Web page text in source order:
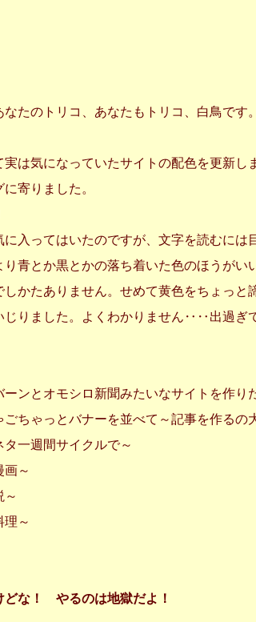
たのトリコ、あなたもトリコ、白鳥です。
は気になっていたサイトの配色を更新し
寄りました。
入ってはいたのですが、文字を読むには
り青とか黒とかの落ち着いた色のほうがい
かたありません。せめて黄色をちょっと
じりました。よくわかりません‥‥出過ぎ
ーンとオモシロ新聞みたいなサイトを作り
ごちゃっとバナーを並べて～記事を作るの
一週間サイクルで～
画～
～
～
どな！ やるのは地獄だよ！